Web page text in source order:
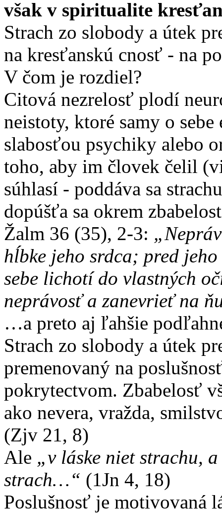
však v spiritualite
Strach zo slobody a útek
na kresťanskú cnosť - na
V čom je rozdiel?
Citová nezrelosť plodí
neistoty, ktoré samy o
slabosťou psychiky alebo
toho, aby im človek čelil
súhlasí - poddáva sa
dopúšťa sa okrem
Žalm 36 (35), 2-3:
hĺbke jeho srdca; pred
sebe lichotí do vlastných
neprávosť a zanevrieť na
…a preto aj ľahšie
Strach zo slobody a útek
premenovaný na
pokrytectvom. Zbabelosť
ako nevera, vražda,
(Zjv 21, 8)
Ale „v láske niet strachu,
strach…“ (1Jn 4, 18)
Poslušnosť je motivovaná